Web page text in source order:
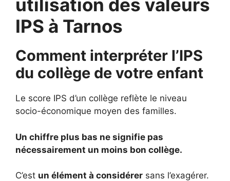
utilisation des valeurs
IPS à Tarnos
Comment interpréter l’IPS
du collège de votre enfant
Le score IPS d’un collège reflète le niveau
socio-économique moyen des familles.
Un chiffre plus bas ne signifie pas
nécessairement un moins bon collège.
C’est un élément à considérer sans l’exagérer.